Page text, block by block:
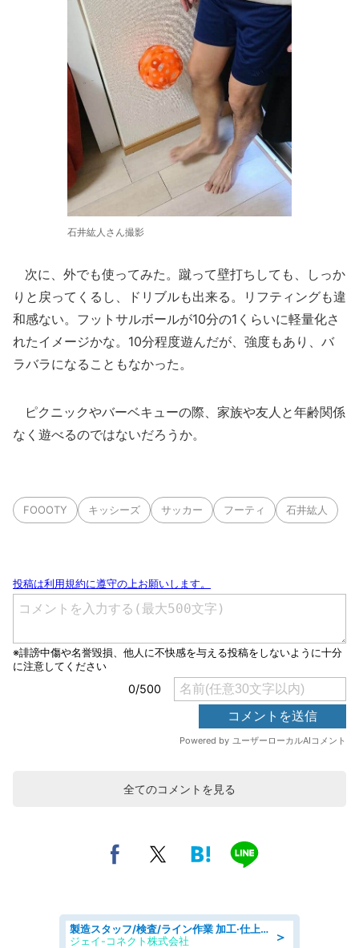
石井紘人さん撮影
次に、外でも使ってみた。蹴って壁打ちしても、しっか
りと戻ってくるし、ドリブルも出来る。リフティングも違
和感ない。フットサルボールが10分の1くらいに軽量化さ
れたイメージかな。10分程度遊んだが、強度もあり、バ
ラバラになることもなかった。
ピクニックやバーベキューの際、家族や友人と年齢関係
なく遊べるのではないだろうか。
FOOOTY キッシーズ サッカー フーティ 石井紘人
全てのコメントを見る
＞
製造スタッフ/検査/ライン作業 加工·仕上げ·検査/日勤/土日祝休み
ジェイ-コネクト株式会社